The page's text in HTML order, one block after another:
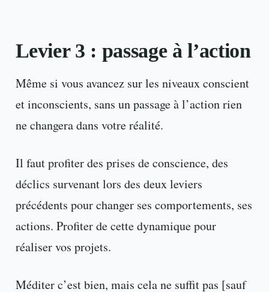
Levier 3 : passage à l’action
Même si vous avancez sur les niveaux conscient
et inconscients, sans un passage à l’action rien
ne changera dans votre réalité.
Il faut profiter des prises de conscience, des
déclics survenant lors des deux leviers
précédents pour changer ses comportements, ses
actions. Profiter de cette dynamique pour
réaliser vos projets.
Méditer c’est bien, mais cela ne suffit pas [sauf